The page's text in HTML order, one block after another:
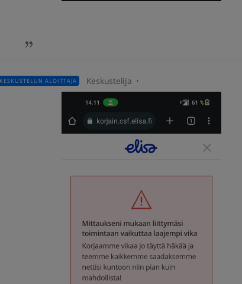
KESKUSTELUN ALOITTAJA Keskustelija